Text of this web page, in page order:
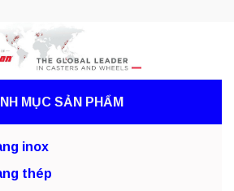
MỤC SẢN PHẨM
inox
thép